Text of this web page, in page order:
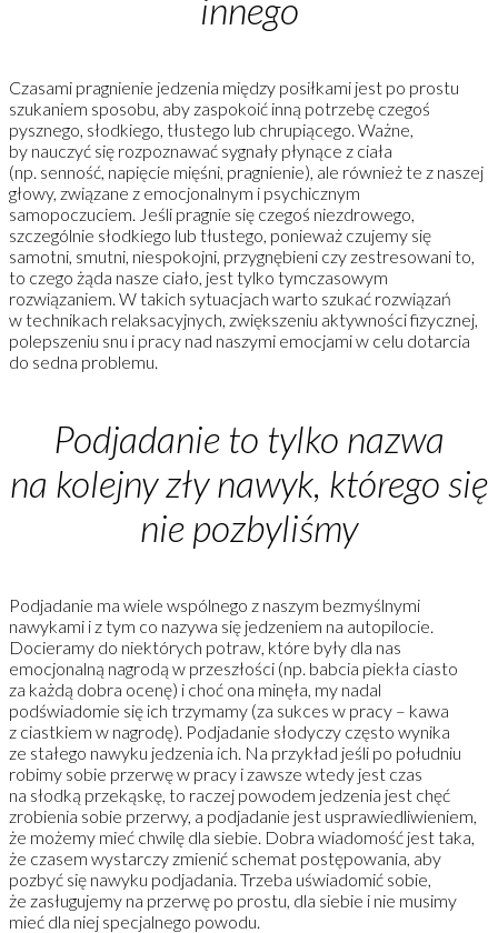
Czasami pragnienie jedzenia między posiłkami jest po prostu
szukaniem sposobu, aby zaspokoić inną potrzebę czegoś
pysznego, słodkiego, tłustego lub chrupiącego. Ważne,
by nauczyć się rozpoznawać sygnały płynące z ciała
(np. senność, napięcie mięśni, pragnienie), ale również te z naszej
głowy, związane z emocjonalnym i psychicznym
samopoczuciem. Jeśli pragnie się czegoś niezdrowego,
szczególnie słodkiego lub tłustego, ponieważ czujemy się
samotni, smutni, niespokojni, przygnębieni czy zestresowani to,
to czego żąda nasze ciało, jest tylko tymczasowym
rozwiązaniem. W takich sytuacjach warto szukać rozwiązań
w technikach relaksacyjnych, zwiększeniu aktywności fizycznej,
polepszeniu snu i pracy nad naszymi emocjami w celu dotarcia
do sedna problemu.
Podjadanie to tylko nazwa
na kolejny zły nawyk, którego się
nie pozbyliśmy
Podjadanie ma wiele wspólnego z naszym bezmyślnymi
nawykami i z tym co nazywa się jedzeniem na autopilocie.
Docieramy do niektórych potraw, które były dla nas
emocjonalną nagrodą w przeszłości (np. babcia piekła ciasto
za każdą dobra ocenę) i choć ona minęła, my nadal
podświadomie się ich trzymamy (za sukces w pracy – kawa
z ciastkiem w nagrodę). Podjadanie słodyczy często wynika
ze stałego nawyku jedzenia ich. Na przykład jeśli po południu
robimy sobie przerwę w pracy i zawsze wtedy jest czas
na słodką przekąskę, to raczej powodem jedzenia jest chęć
zrobienia sobie przerwy, a podjadanie jest usprawiedliwieniem,
że możemy mieć chwilę dla siebie. Dobra wiadomość jest taka,
że czasem wystarczy zmienić schemat postępowania, aby
pozbyć się nawyku podjadania. Trzeba uświadomić sobie,
że zasługujemy na przerwę po prostu, dla siebie i nie musimy
mieć dla niej specjalnego powodu.